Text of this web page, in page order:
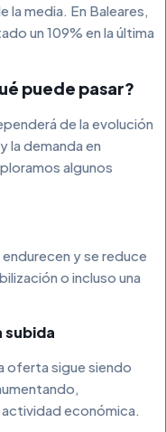
media. En Baleares,
un 109% en la última
puede pasar?
de la evolución
la demanda en
algunos
y se reduce
o incluso una
subida
oferta sigue siendo
económica.